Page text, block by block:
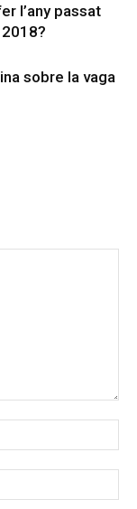
l’any passat
sobre la vaga